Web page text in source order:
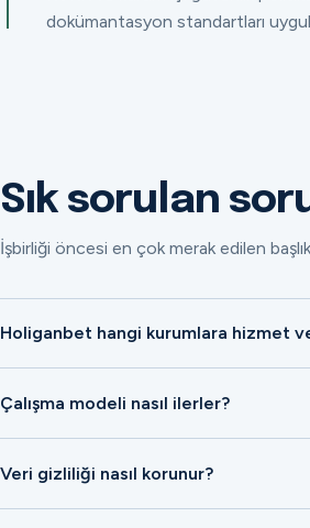
dokümantasyon standartları
Sık sorulan
İşbirliği öncesi en çok merak edilen
Holiganbet hangi kurumlara hizmet
Çalışma modeli nasıl ilerler?
Veri gizliliği nasıl korunur?